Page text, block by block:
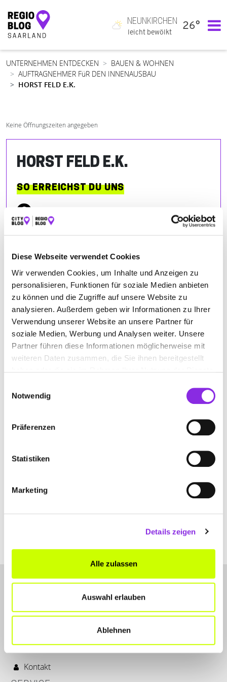
Diese Webseite verwendet Cookies
Wir verwenden Cookies, um Inhalte und Anzeigen zu
personalisieren, Funktionen für soziale Medien anbieten
zu können und die Zugriffe auf unsere Website zu
analysieren. Außerdem geben wir Informationen zu Ihrer
Verwendung unserer Website an unsere Partner für
soziale Medien, Werbung und Analysen weiter. Unsere
Partner führen diese Informationen möglicherweise mit
weiteren Daten zusammen, die Sie ihnen bereitgestellt
Notwendig
Präferenzen
Statistiken
Marketing
Details zeigen
Alle zulassen
Auswahl erlauben
Ablehnen
Hauptnavigation
NEUNKIRCHEN
leicht bewölkt
26°
UNTERNEHMEN ENTDECKEN
BAUEN & WOHNEN
AUFTRAGNEHMER FüR DEN INNENAUSBAU
HORST FELD E.K.
Keine Öffnungszeiten angegeben
HORST FELD E.K.
SO ERREICHST DU UNS
Düppenweiler DE
ANFAHRT
LET'S CONNECT
Kontakt